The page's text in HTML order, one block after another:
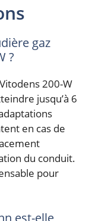
gaz
?
200-W
jusqu’à 6
en cas de
du conduit.
pour
est-elle